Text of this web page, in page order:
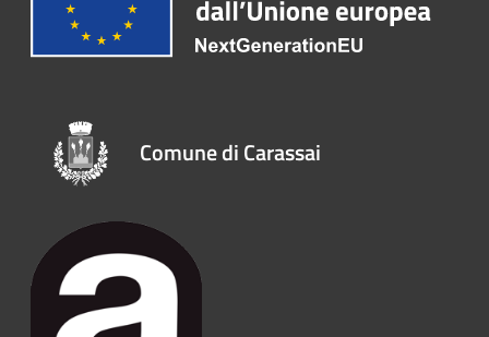
Comune di Carassai